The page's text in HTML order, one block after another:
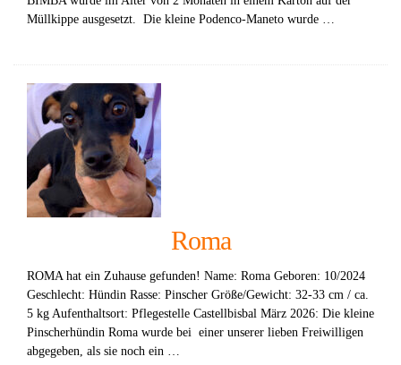
Müllkippe ausgesetzt. Die kleine Podenco-Maneto wurde …
Roma
ROMA hat ein Zuhause gefunden! Name: Roma Geboren: 10/2024
Geschlecht: Hündin Rasse: Pinscher Größe/Gewicht: 32-33 cm / ca.
5 kg Aufenthaltsort: Pflegestelle Castellbisbal März 2026: Die kleine
Pinscherhündin Roma wurde bei einer unserer lieben Freiwilligen
abgegeben, als sie noch ein …